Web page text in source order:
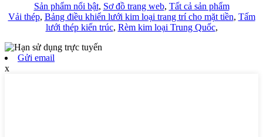
Sản phẩm nổi bật, Sơ đồ trang web, Tất cả sản phẩm
Vải thép, Bảng điều khiển lưới kim loại trang trí cho mặt tiền, Tấm
lưới thép kiến ​​trúc, Rèm kim loại Trung Quốc,
Gửi email
x